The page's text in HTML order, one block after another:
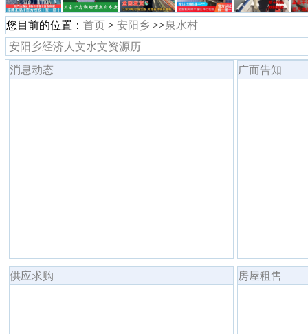
您目前的位置： 首页 > 安阳乡 >>泉水村
安阳乡经济人文水文资源历
史概状
消息动态 广而告知
供应求购 房屋租售